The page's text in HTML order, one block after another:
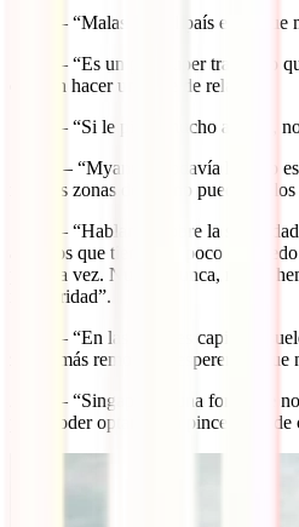
12:34 – “Malasia es el país en el que
14:20 – “Es un país super tranquilo
quieran hacer un viaje de relax”.
15:10 – “Si le pides mucho a Laos,
17: 49 – “Myanmar todavía hoy no
muchas zonas donde no pueden ir
19:15 – “Hablando sobre la
aquellos que tienen un poco de
primera vez. Nunca, nunca, nunca
inseguridad”.
19:40 – “En las grandes capitales
zonas más remotas… esperemos que
21:30 – “Singapur es una forma de
pero poder optar a una pinceladita